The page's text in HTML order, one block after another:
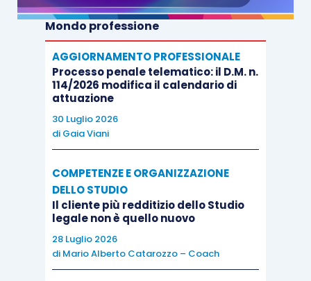
Mondo professione
AGGIORNAMENTO PROFESSIONALE
Processo penale telematico: il D.M. n.
114/2026 modifica il calendario di
attuazione
30 Luglio 2026
di Gaia Viani
COMPETENZE E ORGANIZZAZIONE
DELLO STUDIO
Il cliente più redditizio dello Studio
legale non è quello nuovo
28 Luglio 2026
di Mario Alberto Catarozzo – Coach